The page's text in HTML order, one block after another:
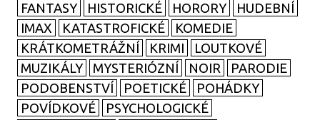
FANTASY
HISTORICKÉ HORORY
HUDEBNÍ
IMAX
KATASTROFICKÉ
KOMEDIE
KRÁTKOMETRÁŽNÍ
KRIMI
LOUTKOVÉ
MUZIKÁLY
MYSTERIÓZNÍ NOIR
PARODIE
PODOBENSTVÍ
POETICKÉ
POHÁDKY
POVÍDKOVÉ
PSYCHOLOGICKÉ